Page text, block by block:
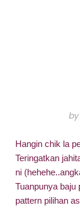
by
Hangin chik la
Teringatkan
ni
Tuanpunya baju
pattern pilihan